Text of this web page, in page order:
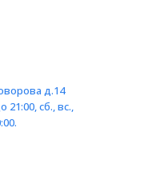
д.14
21:00, сб., вс.,